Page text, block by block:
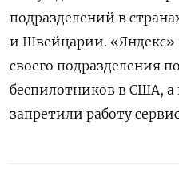
подразделений в
и Швейцарии. «Яндекс»
своего подразделения
беспилотников в США, а
запретили работу